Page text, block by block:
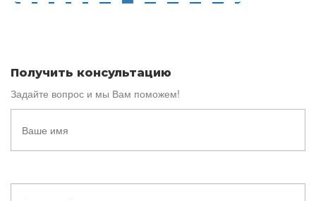
Получить консультацию
Задайте вопрос и мы Вам поможем!